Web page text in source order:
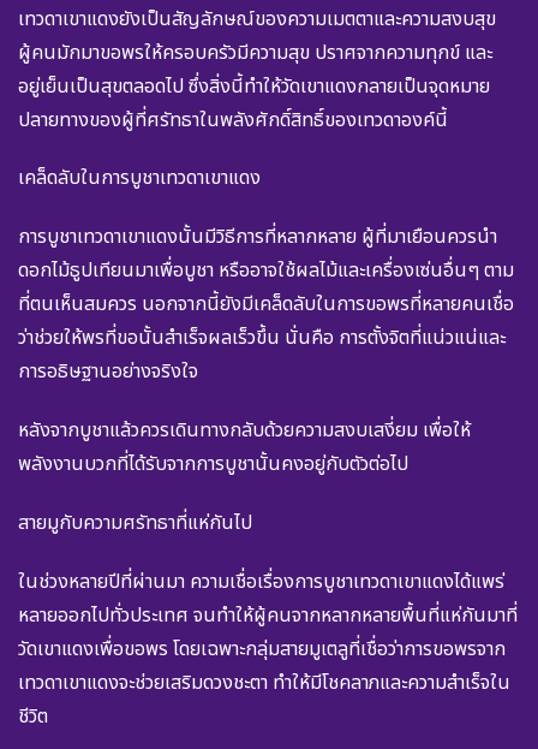
เทวดาเขาแดงยังเป็นสัญลักษณ์ของความเมตตาและความสงบสุข
ผู้คนมักมาขอพรให้ครอบครัวมีความสุข ปราศจากความทุกข์ และ
อยู่เย็นเป็นสุขตลอดไป ซึ่งสิ่งนี้ทำให้วัดเขาแดงกลายเป็นจุดหมาย
ปลายทางของผู้ที่ศรัทธาในพลังศักดิ์สิทธิ์ของเทวดาองค์นี้
เคล็ดลับในการบูชาเทวดาเขาแดง
การบูชาเทวดาเขาแดงนั้นมีวิธีการที่หลากหลาย ผู้ที่มาเยือนควรนำ
ดอกไม้ธูปเทียนมาเพื่อบูชา หรืออาจใช้ผลไม้และเครื่องเซ่นอื่นๆ ตาม
ที่ตนเห็นสมควร นอกจากนี้ยังมีเคล็ดลับในการขอพรที่หลายคนเชื่อ
ว่าช่วยให้พรที่ขอนั้นสำเร็จผลเร็วขึ้น นั่นคือ การตั้งจิตที่แน่วแน่และ
การอธิษฐานอย่างจริงใจ
หลังจากบูชาแล้วควรเดินทางกลับด้วยความสงบเสงี่ยม เพื่อให้
พลังงานบวกที่ได้รับจากการบูชานั้นคงอยู่กับตัวต่อไป
สายมูกับความศรัทธาที่แห่กันไป
ในช่วงหลายปีที่ผ่านมา ความเชื่อเรื่องการบูชาเทวดาเขาแดงได้แพร่
หลายออกไปทั่วประเทศ จนทำให้ผู้คนจากหลากหลายพื้นที่แห่กันมาที่
วัดเขาแดงเพื่อขอพร โดยเฉพาะกลุ่มสายมูเตลูที่เชื่อว่าการขอพรจาก
เทวดาเขาแดงจะช่วยเสริมดวงชะตา ทำให้มีโชคลาภและความสำเร็จใน
ชีวิต